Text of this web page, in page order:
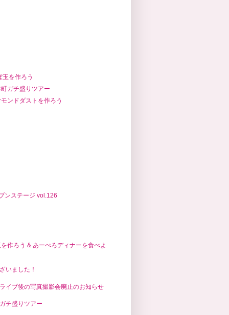
を作ろう
ガチ盛りツアー
ンドダストを作ろう
ンステージ vol.126
作ろう & あーぺろディナーを食べよ
いました！
イブ後の写真撮影会廃止のお知らせ
チ盛りツアー